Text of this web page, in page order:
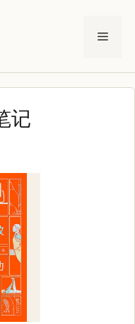
菜
记